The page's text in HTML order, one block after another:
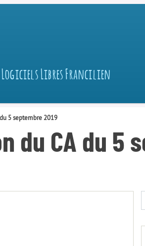
Logiciels Libres Francilien
5 septembre 2019
du CA du 5